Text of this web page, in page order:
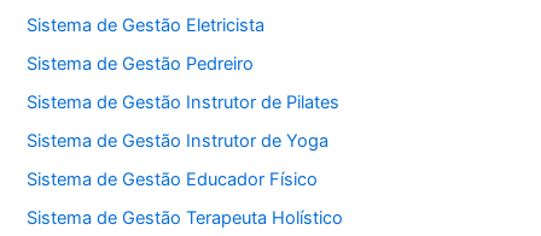
Sistema de Gestão Eletricista
Sistema de Gestão Pedreiro
Sistema de Gestão Instrutor de Pilates
Sistema de Gestão Instrutor de Yoga
Sistema de Gestão Educador Físico
Sistema de Gestão Terapeuta Holístico